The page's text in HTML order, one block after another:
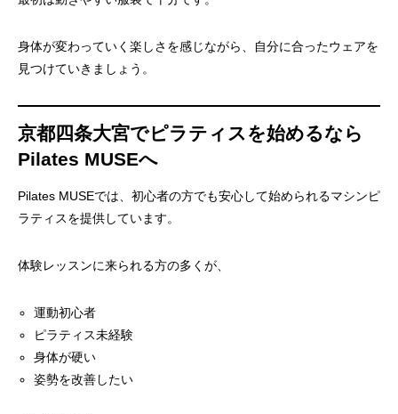
身体が変わっていく楽しさを感じながら、自分に合ったウェアを
見つけていきましょう。
京都四条大宮でピラティスを始めるなら
Pilates MUSEへ
Pilates MUSEでは、初心者の方でも安心して始められるマシンピ
ラティスを提供しています。
体験レッスンに来られる方の多くが、
運動初心者
ピラティス未経験
身体が硬い
姿勢を改善したい